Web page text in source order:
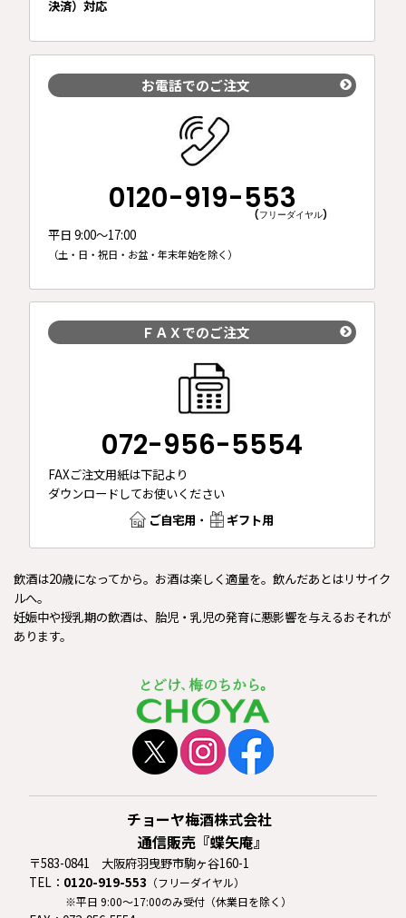
決済）対応
お電話でのご注文
0120-919-553
(フリーダイヤル)
平日 9:00～17:00
（土・日・祝日・お盆・年末年始を除く）
ＦＡＸでのご注文
072-956-5554
FAXご注文用紙は下記より
ダウンロードしてお使いください
ご自宅用 ・ ギフト用
飲酒は20歳になってから。お酒は楽しく適量を。飲んだあとはリサイク
ルへ。
妊娠中や授乳期の飲酒は、胎児・乳児の発育に悪影響を与えるおそれが
あります。
チョーヤ梅酒株式会社
通信販売『蝶矢庵』
〒583-0841 大阪府羽曳野市駒ヶ谷160-1
TEL： 0120-919-553 （フリーダイヤル）
※平日 9:00〜17:00のみ受付（休業日を除く）